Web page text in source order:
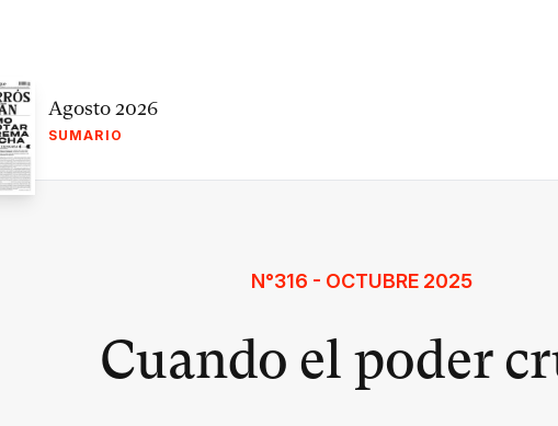
Agosto 2026
SUMARIO
N°316 - OCTUBRE 2025
Cuando el poder